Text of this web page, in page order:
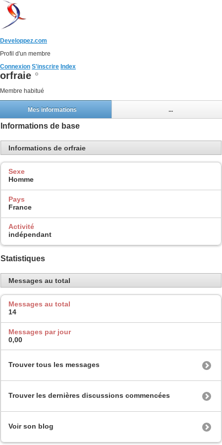
Developpez.com
Profil d'un membre
Connexion S'inscrire Index
orfraie
Membre habitué
Mes informations ...
Informations de base
Informations de orfraie
Sexe
Homme
Pays
France
Activité
indépendant
Statistiques
Messages au total
Messages au total
14
Messages par jour
0,00
Trouver tous les messages
Trouver les dernières discussions commencées
Voir son blog